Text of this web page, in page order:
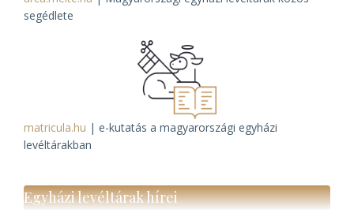
segédlete
matricula.hu | e-kutatás a magyarországi egyházi
levéltárakban
Egyházi levéltárak hírei